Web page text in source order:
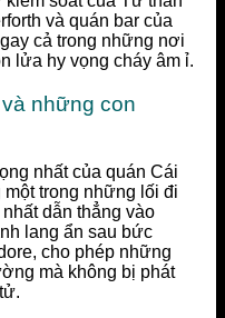
và quán bar của
cả trong những nơi
lửa hy vọng cháy âm ỉ.
những con
nhất của quán Cái
trong những lối đi
dẫn thẳng vào
lang ẩn sau bức
cho phép những
mà không bị phát